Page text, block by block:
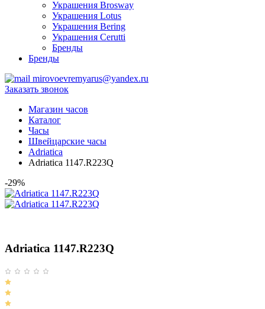
Украшения Brosway
Украшения Lotus
Украшения Bering
Украшения Cerutti
Бренды
Бренды
mirovoevremyarus@yandex.ru
Заказать звонок
Магазин часов
Каталог
Часы
Швейцарские часы
Adriatica
Adriatica 1147.R223Q
-29%
Adriatica 1147.R223Q